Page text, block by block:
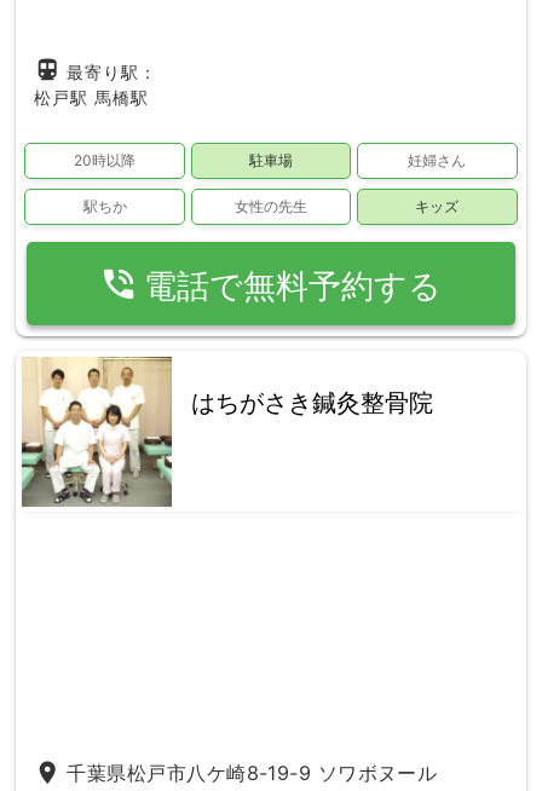
directions_subway 最寄り駅：
松戸駅 馬橋駅
20時以降 駐車場 妊婦さん
駅ちか 女性の先生 キッズ
phone_in_talk 電話で無料予約する
はちがさき鍼灸整骨院
place 千葉県松戸市八ケ崎8-19-9 ソワボヌール